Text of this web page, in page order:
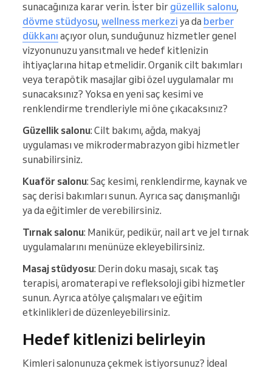
sunacağınıza karar verin. İster bir güzellik salonu,
dövme stüdyosu, wellness merkezi ya da berber
dükkanı açıyor olun, sunduğunuz hizmetler genel
vizyonunuzu yansıtmalı ve hedef kitlenizin
ihtiyaçlarına hitap etmelidir. Organik cilt bakımları
veya terapötik masajlar gibi özel uygulamalar mı
sunacaksınız? Yoksa en yeni saç kesimi ve
renklendirme trendleriyle mi öne çıkacaksınız?
Güzellik salonu: Cilt bakımı, ağda, makyaj
uygulaması ve mikrodermabrazyon gibi hizmetler
sunabilirsiniz.
Kuaför salonu: Saç kesimi, renklendirme, kaynak ve
saç derisi bakımları sunun. Ayrıca saç danışmanlığı
ya da eğitimler de verebilirsiniz.
Tırnak salonu: Manikür, pedikür, nail art ve jel tırnak
uygulamalarını menünüze ekleyebilirsiniz.
Masaj stüdyosu: Derin doku masajı, sıcak taş
terapisi, aromaterapi ve refleksoloji gibi hizmetler
sunun. Ayrıca atölye çalışmaları ve eğitim
etkinlikleri de düzenleyebilirsiniz.
Hedef kitlenizi belirleyin
Kimleri salonunuza çekmek istiyorsunuz? İdeal